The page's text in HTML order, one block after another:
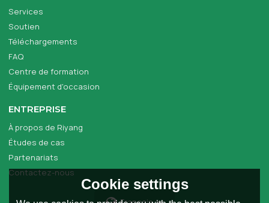
Services
Soutien
Téléchargements
FAQ
Centre de formation
Équipement d'occasion
ENTREPRISE
À propos de Riyang
Études de cas
Partenariats
Contactez-nous
Cookie settings